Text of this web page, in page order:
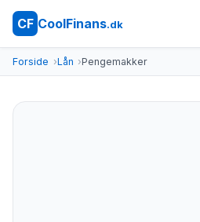
CF CoolFinans.dk
Forside Lån Pengemakker